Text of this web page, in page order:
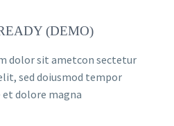
(DEMO)
dolor sit ametcon sectetur
sed doiusmod tempor
dolore magna